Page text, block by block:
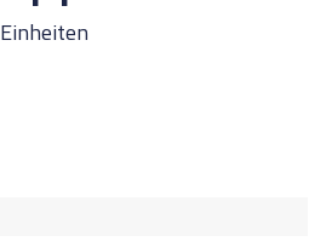
Einheiten